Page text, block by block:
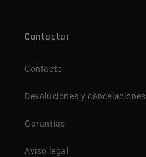
Contactar
Contacto
Devoluciones y cancelaciones
Garantías
Aviso legal